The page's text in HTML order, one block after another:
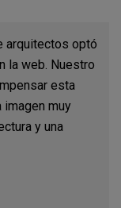
arquitectos optó
la web. Nuestro
esta
imagen muy
y una